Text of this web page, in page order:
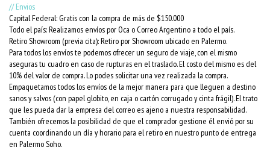
// Envios
Capital Federal: Gratis con la compra de más de $150.000
Todo el país: Realizamos envíos por Oca o Correo Argentino a todo el país.
Retiro Showroom (previa cita): Retiro por Showroom ubicado en Palermo.
Para todos los envíos te podemos ofrecer un seguro de viaje, con el mismo
aseguras tu cuadro en caso de rupturas en el traslado. El costo del mismo es del
10% del valor de compra. Lo podes solicitar una vez realizada la compra.
Empaquetamos todos los envíos de la mejor manera para que lleguen a destino
sanos y salvos (con papel globito, en caja o cartón corrugado y cinta frágil). El trato
que les pueda dar la empresa del correo es ajeno a nuestra responsabilidad.
También ofrecemos la posibilidad de que el comprador gestione él envió por su
cuenta coordinando un día y horario para el retiro en nuestro punto de entrega
en Palermo Soho.